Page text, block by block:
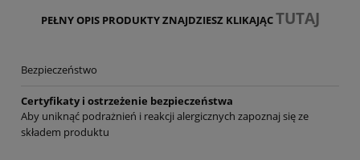
PEŁNY OPIS PRODUKTY ZNAJDZIESZ KLIKAJĄCTUTAJ
Bezpieczeństwo
Certyfikaty i ostrzeżenie bezpieczeństwa
Aby uniknąć podrażnień i reakcji alergicznych zapoznaj się ze
składem produktu